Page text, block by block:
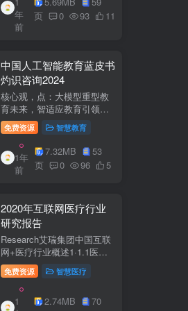
参编綦兵、谷金辉、温庆
福、王丹、岳...
年
前
页
0 93 11
中国人工智能教育蓝皮书
灼识咨询2024
核心观，点：大模型重型教
育未来，智适应教育引领
A+教有新纪元灼识咨询
China inshts Consultancy帆
观：深剂：洞来：失减：全
球故有革新浪湘2学习机妆占
硬件查头智道，应学习机市
免费资源 智慧教育
1年
前
7.32MB
53
页
0 96 5
2020年互联网医疗行业
研究报告
Research艾瑞集团中国互联
网+医疗行业概述1·1.1医疗
行业困境中国互联网+医疗行
业现状2中国互联网+医疗用
户行为洞察3中国互联网+医
疗热门赛道分析4中国互联网
免费资源 智慧医疗
1
2.74MB
70